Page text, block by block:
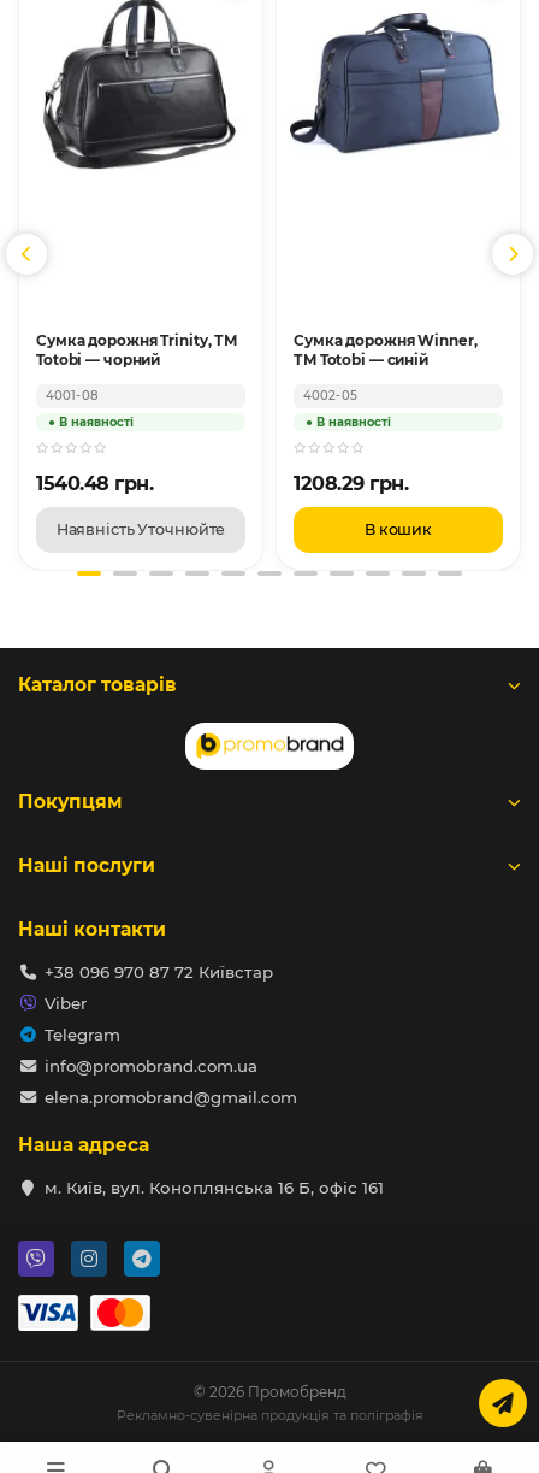
Сумка дорожня Trinity, ТМ
Totobi — чорний
4001-08
1540.48 грн.
Наявність Уточнюйте
Сумка дорожня Winner,
ТМ Totobi — синій
4002-05
1208.29 грн.
В кошик
Каталог товарів
Покупцям
Наші послуги
Наші контакти
+38 096 970 87 72 Київстар
Viber
Telegram
info@promobrand.com.ua
elena.promobrand@gmail.com
Наша адреса
м. Київ, вул. Коноплянська 16 Б, офіс 161
© 2026 Промобренд
Рекламно-сувенірна продукція та поліграфія